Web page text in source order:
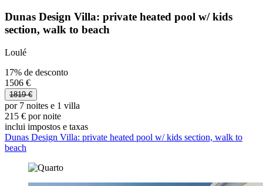
Dunas Design Villa: private heated pool w/ kids
section, walk to beach
Loulé
17% de desconto
1506 €
1819 €
por 7 noites e 1 villa
215 € por noite
inclui impostos e taxas
Dunas Design Villa: private heated pool w/ kids section, walk to
beach